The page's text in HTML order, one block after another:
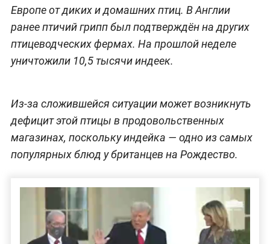
Европе от диких и домашних птиц. В Англии
ранее птичий грипп был подтверждён на других
птицеводческих фермах. На прошлой неделе
уничтожили 10,5 тысячи индеек.
Из-за сложившейся ситуации может возникнуть
дефицит этой птицы в продовольственных
магазинах, поскольку индейка — одно из самых
популярных блюд у британцев на Рождество.